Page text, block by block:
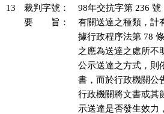
13 裁判字號：
98年交抗字第 236 號
要 旨：
有關送達之種類，計
據行政程序法第 78
之應為送達之處所不
公示送達之方式，則
書，而於行政機關公
行政機關將文書或其
示送達是否發生效力